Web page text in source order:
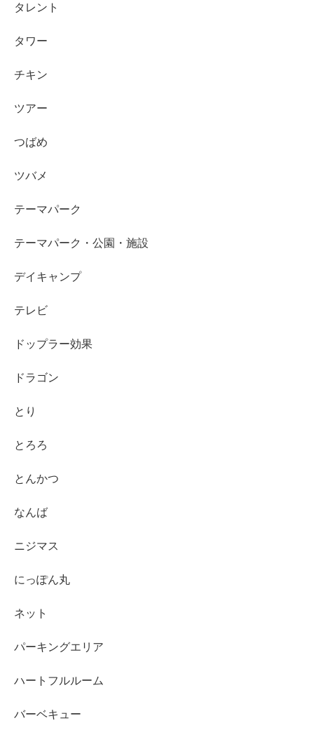
タレント
タワー
チキン
ツアー
つばめ
ツバメ
テーマパーク
テーマパーク・公園・施設
デイキャンプ
テレビ
ドップラー効果
ドラゴン
とり
とろろ
とんかつ
なんば
ニジマス
にっぽん丸
ネット
パーキングエリア
ハートフルルーム
バーベキュー